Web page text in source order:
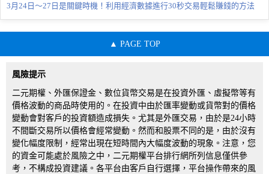
3月24日～27日是關鍵時機！利用經濟數據進行30秒交易輕鬆賺錢的方法
PAGE TOP
風險提示
二元期權、外匯保證金、數位貨幣交易是在投資外匯、虛擬幣等有
價格波動的商品時使用的。在投資中由於匯率變動或貨幣對的價格
變動會對客戶的投資額造成損失。尤其是外匯交易，由於是24小時
不間斷交易所以價格會經常變動。然而和股票不同的是，由於沒有
變化幅度限制，經常出現在短時間內大幅度波動的現象。注意，您
的資金可能處於風險之中，二元期權平台排行網所列信息僅供參
考，不構成投資建議。各平台由客戶自行選擇，平台操作帶來的風